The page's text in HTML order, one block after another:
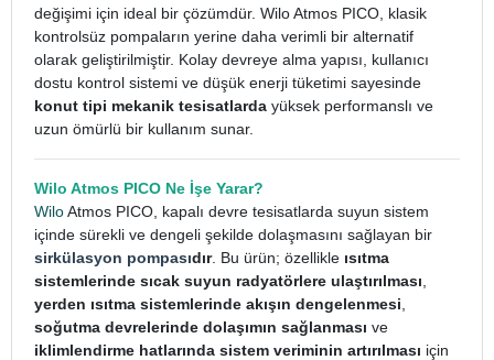
değişimi için ideal bir çözümdür. Wilo Atmos PICO, klasik
kontrolsüz pompaların yerine daha verimli bir alternatif
olarak geliştirilmiştir. Kolay devreye alma yapısı, kullanıcı
dostu kontrol sistemi ve düşük enerji tüketimi sayesinde
konut tipi mekanik tesisatlarda yüksek performanslı ve
uzun ömürlü bir kullanım sunar.
Wilo Atmos PICO Ne İşe Yarar?
WiloAtmos PICO, kapalı devre tesisatlarda suyun sistem
içinde sürekli ve dengeli şekilde dolaşmasını sağlayan bir
sirkülasyon pompasıdır. Bu ürün; özellikle ısıtma
sistemlerinde sıcak suyun radyatörlere ulaştırılması
yerden ısıtma sistemlerinde akışın dengelenmesi
soğutma devrelerinde dolaşımın sağlanması ve
iklimlendirme hatlarında sistem veriminin artırılması için